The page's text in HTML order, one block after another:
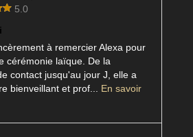
5.0
à remercier Alexa pour
cérémonie laïque. De la
contact jusqu'au jour J, elle a
bienveillant et prof... En savoir